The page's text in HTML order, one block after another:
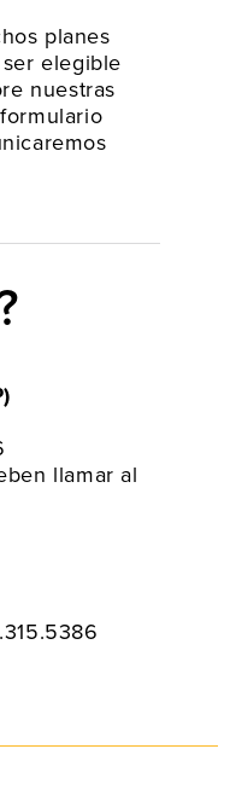
planes
elegible
nuestras
llamar al